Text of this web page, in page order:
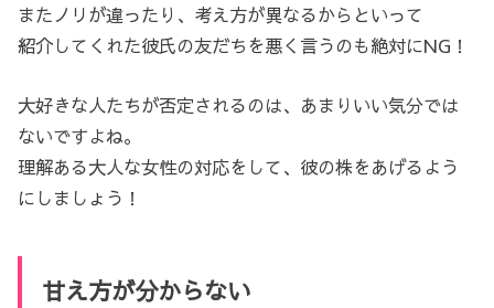
またノリが違ったり、考え方が異なるからといって
紹介してくれた彼氏の友だちを悪く言うのも絶対にNG！
大好きな人たちが否定されるのは、あまりいい気分では
ないですよね。
理解ある大人な女性の対応をして、彼の株をあげるよう
にしましょう！
甘え方が分からない